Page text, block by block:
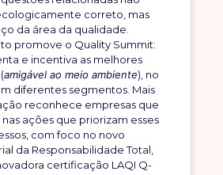
correto, mas
da área da qualidade.
promove o Quality Summit:
e incentiva as melhores
amigável ao meio ambiente), no
diferentes segmentos. Mais
reconhece empresas que
ações que priorizam esses
com foco no novo
da Responsabilidade Total,
certificação LAQI Q-